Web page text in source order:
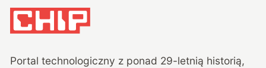
Portal technologiczny z ponad 29-letnią historią,